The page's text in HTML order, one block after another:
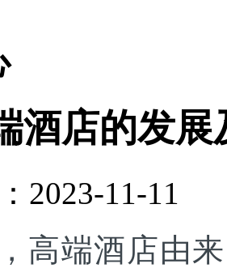
酒店的发
2023-11-11
高端酒店由